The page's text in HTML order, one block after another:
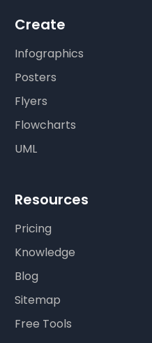
Create
Infographics
Posters
Flyers
Flowcharts
UML
Resources
Pricing
Knowledge
Blog
Sitemap
Free Tools